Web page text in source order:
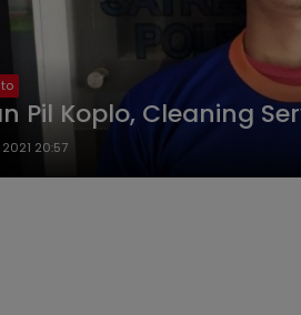
Pil Koplo, Cleaning
20:57